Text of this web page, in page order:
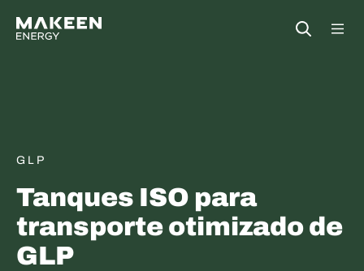
Open
GLP
Tanques ISO para
transporte otimizado de
GLP